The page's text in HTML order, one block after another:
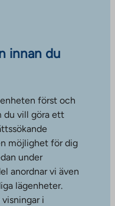
innan du
först och
du vill göra ett
möjlighet för dig
under
anordnar vi även
lägenheter.
i